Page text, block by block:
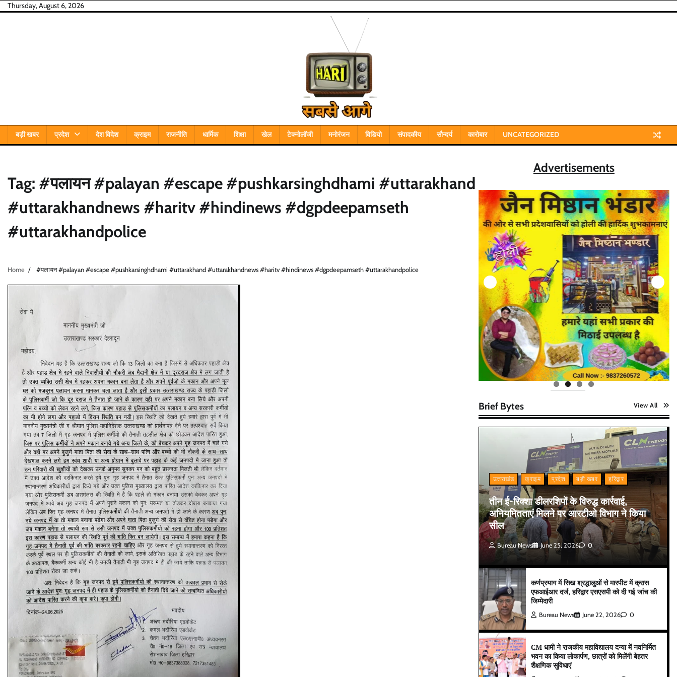
SkipThursday, August 6, 2026
बड़ी खबर प्रदेश देश विदेश क्राइम राजनीति धार्मिक शिक्षा खेल टेक्नोलॉजी मनोरंजन विडियो संपादकीय सौन्दर्य कारोबार UNCATEGORIZED
Tag: #पलायन #palayan #escape #pushkarsinghdhami #uttarakhand
#uttarakhandnews #haritv #hindinews #dgpdeepamseth
#uttarakhandpolice
Home #पलायन #palayan #escape #pushkarsinghdhami #uttarakhand #uttarakhandnews #haritv #hindinews #dgpdeepamseth #uttarakhandpolice
Advertisements
Brief Bytes View All
उत्तराखंड क्राइम प्रदेश बड़ी खबर हरिद्वार
तीन ई-रिक्शा डीलरशिपों के विरुद्ध कार्रवाई,
अनियमितताएं मिलने पर आरटीओ विभाग ने किया
सील
Bureau News June 25, 2026 0
कर्णप्रयाग में सिख श्रद्धालुओं से मारपीट में क्रास
एफआईआर दर्ज, हरिद्वार एसएसपी को दी गई जांच की
जिम्मेदारी
Bureau News June 22, 2026 0
CM धामी ने राजकीय महाविद्यालय दन्या में नवनिर्मित
भवन का किया लोकार्पण, छात्रों को मिलेंगी बेहतर
शैक्षणिक सुविधाएं